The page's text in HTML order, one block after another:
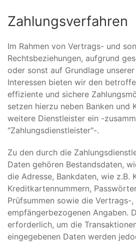
Zahlungsverfahren
Im Rahmen von Vertrags- und
Rechtsbeziehungen, aufgrund
oder sonst auf Grundlage
Interessen bieten wir den
effiziente und sichere
setzen hierzu neben Banken und
weitere Dienstleister ein -
"Zahlungsdienstleister"-.
Zu den durch die
Daten gehören Bestandsdaten,
die Adresse, Bankdaten, wie z.B.
Kreditkartennummern,
Prüfsummen sowie die Vertrags-,
empfängerbezogenen Angaben.
erforderlich, um die
eingegebenen Daten werden